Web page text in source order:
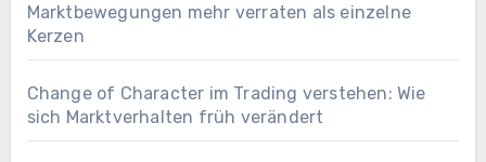
Marktbewegungen mehr verraten als einzelne
Kerzen
Change of Character im Trading verstehen: Wie
sich Marktverhalten früh verändert